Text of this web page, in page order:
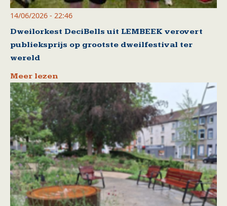
14/06/2026 - 22:46
Dweilorkest DeciBells uit LEMBEEK verovert
publieksprijs op grootste dweilfestival ter
wereld
Meer lezen